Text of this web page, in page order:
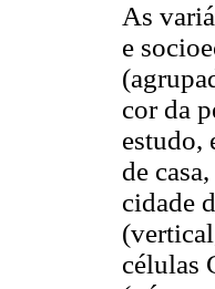
As
e
cor da
estudo,
de
cidade
células